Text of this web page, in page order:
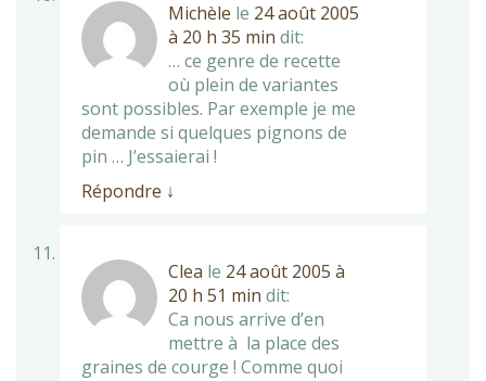
Michèle le 24 août 2005
à 20 h 35 min dit:
… ce genre de recette
où plein de variantes
sont possibles. Par exemple je me
demande si quelques pignons de
pin … J’essaierai !
Répondre ↓
Clea le 24 août 2005 à
20 h 51 min dit:
Ca nous arrive d’en
mettre à la place des
graines de courge ! Comme quoi